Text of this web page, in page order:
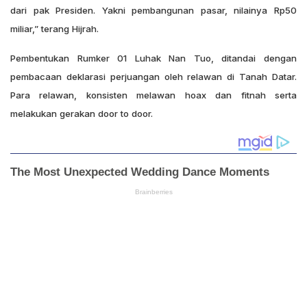
dari pak Presiden. Yakni pembangunan pasar, nilainya Rp50
miliar,” terang Hijrah.
Pembentukan Rumker 01 Luhak Nan Tuo, ditandai dengan
pembacaan deklarasi perjuangan oleh relawan di Tanah Datar.
Para relawan, konsisten melawan hoax dan fitnah serta
melakukan gerakan door to door.